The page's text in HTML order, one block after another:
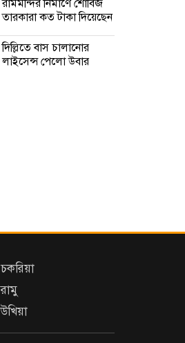
রামমন্দির নির্মাণে শোবিজ
তারকারা কত টাকা দিয়েছেন
দিল্লিতে বাস চালানোর
লাইসেন্স পেলো উবার
বাংলাদেশের
চকরিয়া
রামু
উখিয়া